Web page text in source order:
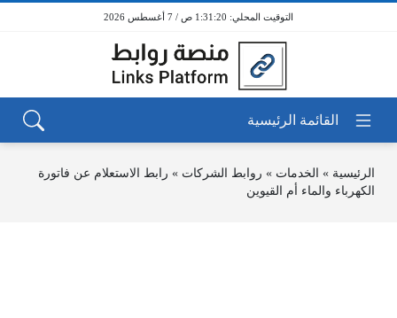
1:31:20 ص / 7 أغسطس 2026
الرئيسية » الخدمات » روابط الشركات » رابط الاستعلام عن فاتورة
الكهرباء والماء أم القيوين